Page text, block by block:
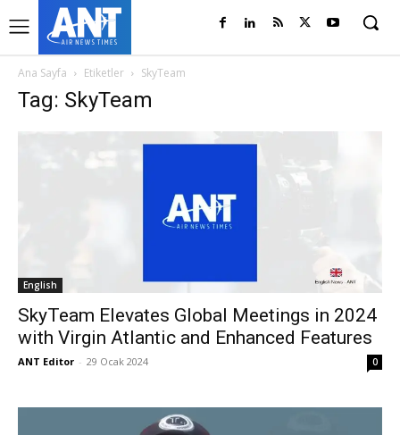
Ana Sayfa Etiketler SkyTeam
Tag: SkyTeam
English
SkyTeam Elevates Global Meetings in 2024
with Virgin Atlantic and Enhanced Features
ANT Editor - 29 Ocak 2024 0